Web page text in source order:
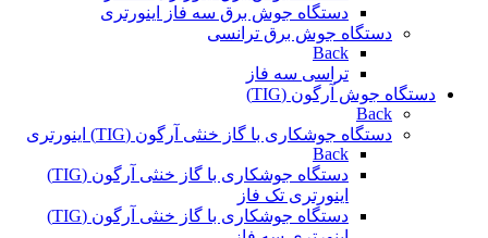
دستگاه جوش برق سه فاز اینورتری
دستگاه جوش برق ترانسی
Back
تراسی سه فاز
دستگاه جوش آرگون (TIG)
Back
دستگاه جوشکاری با گاز خنثی آرگون (TIG) اینورتری
Back
دستگاه جوشکاری با گاز خنثی آرگون (TIG)
اینورتری تک فاز
دستگاه جوشکاری با گاز خنثی آرگون (TIG)